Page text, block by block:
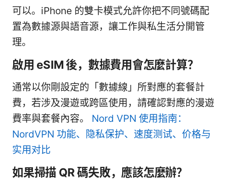
可以。iPhone 的雙卡模式允許你把不同號碼配
置為數據源與語音源，讓工作與私生活分開管
理。
啟用 eSIM 後，數據費用會怎麼計算？
通常以你剛設定的「數據線」所對應的套餐計
費，若涉及漫遊或跨區使用，請確認對應的漫遊
費率與套餐內容。 Nord VPN 使用指南：
NordVPN 功能、隐私保护、速度测试、价格与
实用对比
如果掃描 QR 碼失敗，應該怎麼辦？